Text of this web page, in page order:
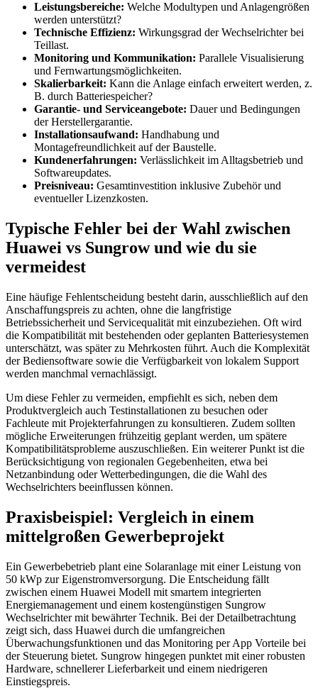
Leistungsbereiche: Welche Modultypen und Anlagengrößen
werden unterstützt?
Technische Effizienz: Wirkungsgrad der Wechselrichter bei
Teillast.
Monitoring und Kommunikation: Parallele Visualisierung
und Fernwartungsmöglichkeiten.
Skalierbarkeit: Kann die Anlage einfach erweitert werden, z.
B. durch Batteriespeicher?
Garantie- und Serviceangebote: Dauer und Bedingungen
der Herstellergarantie.
Installationsaufwand: Handhabung und
Montagefreundlichkeit auf der Baustelle.
Kundenerfahrungen: Verlässlichkeit im Alltagsbetrieb und
Softwareupdates.
Preisniveau: Gesamtinvestition inklusive Zubehör und
eventueller Lizenzkosten.
Typische Fehler bei der Wahl zwischen
Huawei vs Sungrow und wie du sie
vermeidest
Eine häufige Fehlentscheidung besteht darin, ausschließlich auf den
Anschaffungspreis zu achten, ohne die langfristige
Betriebssicherheit und Servicequalität mit einzubeziehen. Oft wird
die Kompatibilität mit bestehenden oder geplanten Batteriesystemen
unterschätzt, was später zu Mehrkosten führt. Auch die Komplexität
der Bediensoftware sowie die Verfügbarkeit von lokalem Support
werden manchmal vernachlässigt.
Um diese Fehler zu vermeiden, empfiehlt es sich, neben dem
Produktvergleich auch Testinstallationen zu besuchen oder
Fachleute mit Projekterfahrungen zu konsultieren. Zudem sollten
mögliche Erweiterungen frühzeitig geplant werden, um spätere
Kompatibilitätsprobleme auszuschließen. Ein weiterer Punkt ist die
Berücksichtigung von regionalen Gegebenheiten, etwa bei
Netzanbindung oder Wetterbedingungen, die die Wahl des
Wechselrichters beeinflussen können.
Praxisbeispiel: Vergleich in einem
mittelgroßen Gewerbeprojekt
Ein Gewerbebetrieb plant eine Solaranlage mit einer Leistung von
50 kWp zur Eigenstromversorgung. Die Entscheidung fällt
zwischen einem Huawei Modell mit smartem integrierten
Energiemanagement und einem kostengünstigen Sungrow
Wechselrichter mit bewährter Technik. Bei der Detailbetrachtung
zeigt sich, dass Huawei durch die umfangreichen
Überwachungsfunktionen und das Monitoring per App Vorteile bei
der Steuerung bietet. Sungrow hingegen punktet mit einer robusten
Hardware, schnellerer Lieferbarkeit und einem niedrigeren
Einstiegspreis.